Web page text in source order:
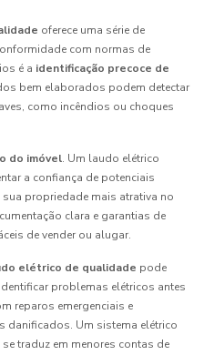
oferece uma série de
com normas de
é a identificação precoce de
bem elaborados podem detectar
como incêndios ou choques
do imóvel. Um laudo elétrico
a confiança de potenciais
propriedade mais atrativa no
clara e garantias de
de vender ou alugar.
elétrico de qualidade pode
problemas elétricos antes
reparos emergenciais e
danificados. Um sistema elétrico
traduz em menores contas de